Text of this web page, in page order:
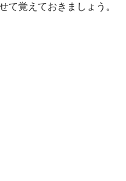
て覚えておきましょう。